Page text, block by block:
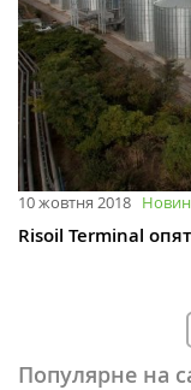
10 жовтня 2018
Risoil Terminal
Популярне на